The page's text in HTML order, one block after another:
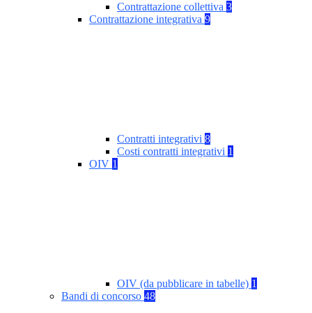
Contrattazione collettiva 3
Contrattazione integrativa 9
Contratti integrativi 8
Costi contratti integrativi 1
OIV 1
OIV (da pubblicare in tabelle) 1
Bandi di concorso 48